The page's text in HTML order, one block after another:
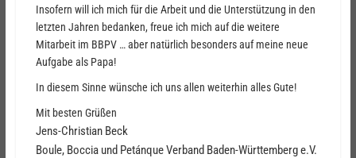
Insofern will ich mich für die Arbeit und die Unterstützung in den
letzten Jahren bedanken, freue ich mich auf die weitere
Mitarbeit im BBPV … aber natürlich besonders auf meine neue
Aufgabe als Papa!
In diesem Sinne wünsche ich uns allen weiterhin alles Gute!
Mit besten Grüßen
Jens-Christian Beck
Boule, Boccia und Petánque Verband Baden-Württemberg e.V.